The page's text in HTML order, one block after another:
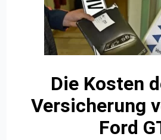
Die Kosten
Versicherung
Ford